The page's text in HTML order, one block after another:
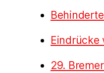
Eindrücke
29.